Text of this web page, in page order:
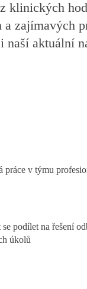
klinických
zajímavých
aktuální
práce v týmu
podílet na řešení
úkolů